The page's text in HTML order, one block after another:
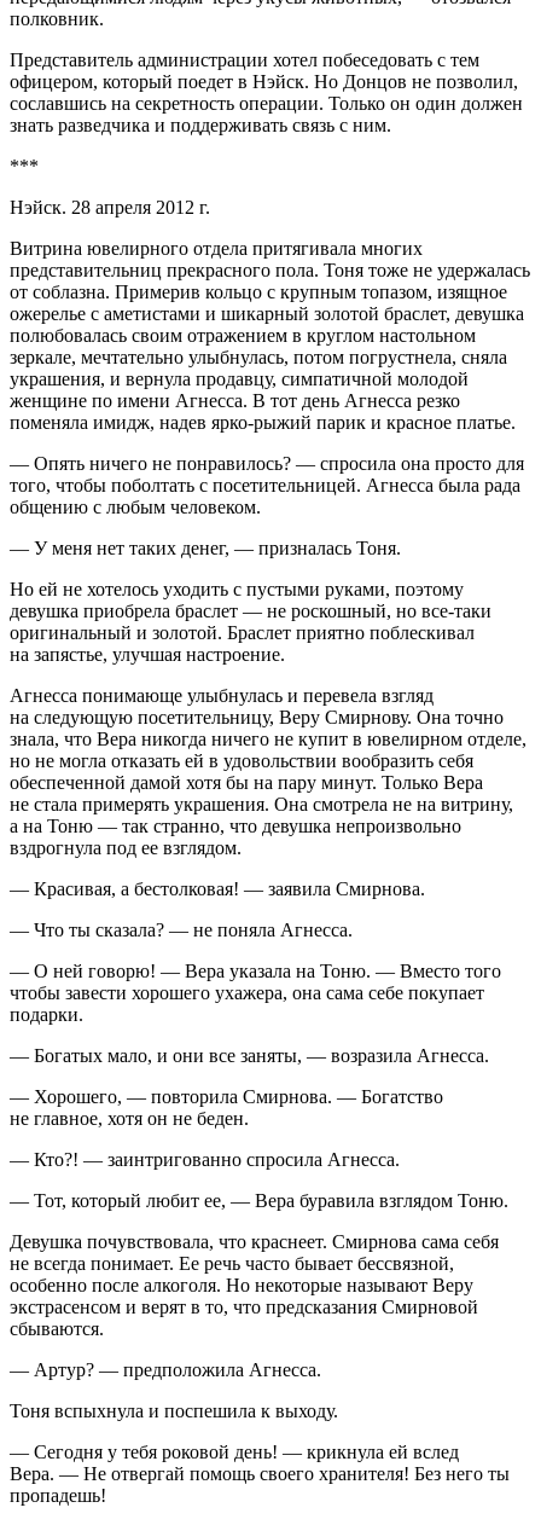
полковник.
Представитель администрации хотел побеседовать с тем
офицером, который поедет в Нэйск. Но Донцов не позволил,
сославшись на секретность операции. Только он один должен
знать разведчика и поддерживать связь с ним.
***
Нэйск. 28 апреля 2012 г.
Витрина ювелирного отдела притягивала многих
представительниц прекрасного пола. Тоня тоже не удержалась
от соблазна. Примерив кольцо с крупным топазом, изящное
ожерелье с аметистами и шикарный золотой браслет, девушка
полюбовалась своим отражением в круглом настольном
зеркале, мечтательно улыбнулась, потом погрустнела, сняла
украшения, и вернула продавцу, симпатичной молодой
женщине по имени Агнесса. В тот день Агнесса резко
поменяла имидж, надев ярко-рыжий парик и красное платье.
— Опять ничего не понравилось? — спросила она просто для
того, чтобы поболтать с посетительницей. Агнесса была рада
общению с любым человеком.
— У меня нет таких денег, — призналась Тоня.
Но ей не хотелось уходить с пустыми руками, поэтому
девушка приобрела браслет — не роскошный, но все-таки
оригинальный и золотой. Браслет приятно поблескивал
на запястье, улучшая настроение.
Агнесса понимающе улыбнулась и перевела взгляд
на следующую посетительницу, Веру Смирнову. Она точно
знала, что Вера никогда ничего не купит в ювелирном отделе,
но не могла отказать ей в удовольствии вообразить себя
обеспеченной дамой хотя бы на пару минут. Только Вера
не стала примерять украшения. Она смотрела не на витрину,
а на Тоню — так странно, что девушка непроизвольно
вздрогнула под ее взглядом.
— Красивая, а бестолковая! — заявила Смирнова.
— Что ты сказала? — не поняла Агнесса.
— О ней говорю! — Вера указала на Тоню. — Вместо того
чтобы завести хорошего ухажера, она сама себе покупает
подарки.
— Богатых мало, и они все заняты, — возразила Агнесса.
— Хорошего, — повторила Смирнова. — Богатство
не главное, хотя он не беден.
— Кто?! — заинтригованно спросила Агнесса.
— Тот, который любит ее, — Вера буравила взглядом Тоню.
Девушка почувствовала, что краснеет. Смирнова сама себя
не всегда понимает. Ее речь часто бывает бессвязной,
особенно после алкоголя. Но некоторые называют Веру
экстрасенсом и верят в то, что предсказания Смирновой
сбываются.
— Артур? — предположила Агнесса.
Тоня вспыхнула и поспешила к выходу.
— Сегодня у тебя роковой день! — крикнула ей вслед
Вера. — Не отвергай помощь своего хранителя! Без него ты
пропадешь!